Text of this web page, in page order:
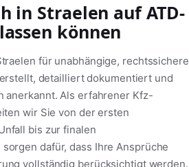
in Straelen auf ATD-
können
für unabhängige, rechtssichere
detailliert dokumentiert und
anerkannt. Als erfahrener Kfz-
wir Sie von der ersten
bis zur finalen
dafür, dass Ihre Ansprüche
vollständig berücksichtigt werden.